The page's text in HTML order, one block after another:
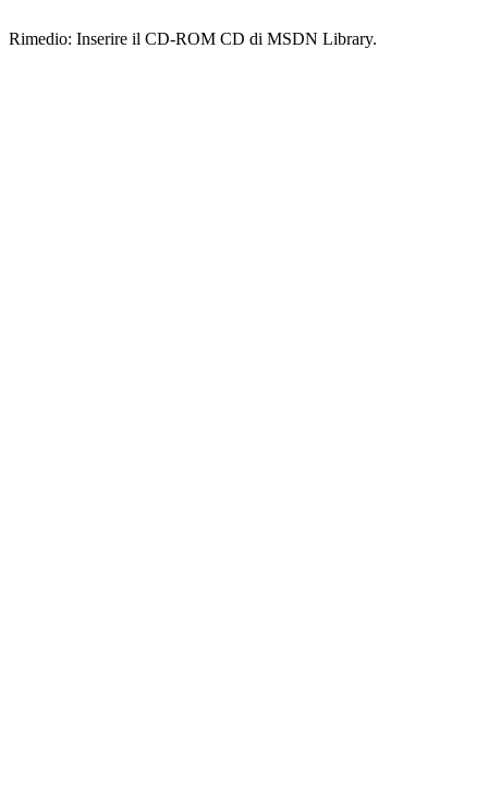
Rimedio: Inserire il CD-ROM CD di MSDN Library.